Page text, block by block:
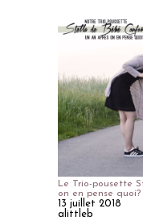
Le Trio-pousette
on en pense quoi?
13 juillet 2018
alittleb